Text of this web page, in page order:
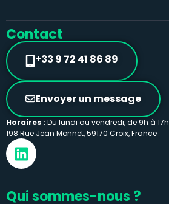
Qui sommes-nous ?
Contact
+33 9 72 41 86 89
Envoyer un message
Horaires : Du lundi au vendredi, de 9h à 17h
198 Rue Jean Monnet, 59170 Croix, France